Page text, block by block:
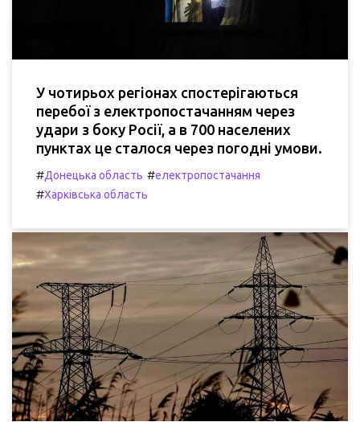
У чотирьох регіонах спостерігаються
перебої з електропостачанням через
удари з боку Росії, а в 700 населених
пунктах це сталося через погодні умови.
#Донецька область #електропостачання
#Харківська область